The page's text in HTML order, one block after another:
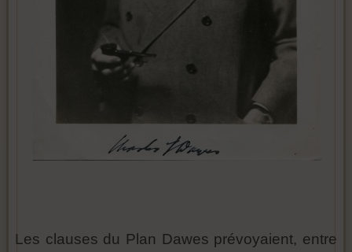
Les clauses du Plan Dawes prévoyaient, entre